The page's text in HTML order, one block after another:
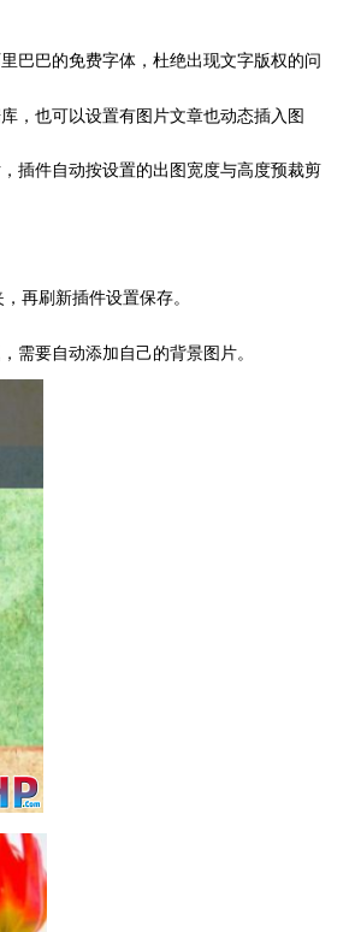
巴巴的免费字体，杜绝出现文字版权的问
，也可以设置有图片文章也动态插入图
插件自动按设置的出图宽度与高度预裁剪
再刷新插件设置保存。
需要自动添加自己的背景图片。